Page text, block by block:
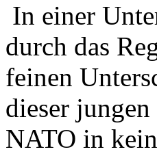
In einer
durch das
feinen
dieser
NATO in